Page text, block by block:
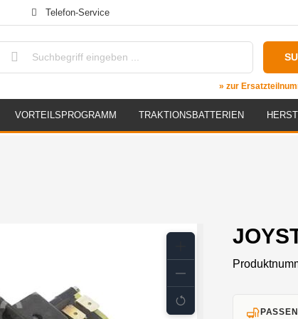
Telefon-Service
» zur
VORTEILSPROGRAMM TRAKTIONSBATTERIEN